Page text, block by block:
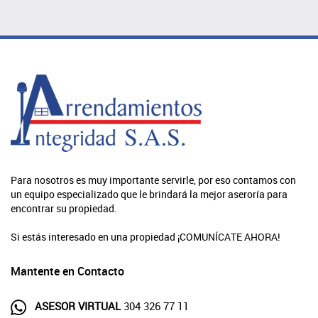
Para nosotros es muy importante servirle, por eso contamos con
un equipo especializado que le brindará la mejor aseroría para
encontrar su propiedad.
Si estás interesado en una propiedad ¡COMUNÍCATE AHORA!
Mantente en Contacto
ASESOR VIRTUAL304 326 77 11